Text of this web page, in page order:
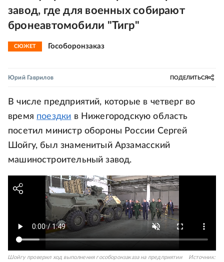
завод, где для военных собирают
бронеавтомобили "Тигр"
СЮЖЕТ Гособоронзаказ
Юрий Гаврилов ПОДЕЛИТЬСЯ
В числе предприятий, которые в четверг во
время поездки в Нижегородскую область
посетил министр обороны России Сергей
Шойгу, был знаменитый Арзамасский
машиностроительный завод.
Шойгу проверил ход выполнения гособоронзаказа на предприятии
Источник: